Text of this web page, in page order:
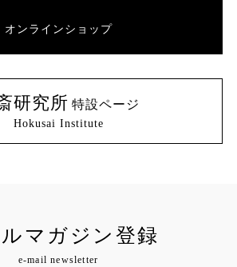
オンラインショップ
研究所 特設ページ
Hokusai Institute
マガジン登録
e-mail newsletter